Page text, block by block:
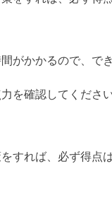
がかかるので、で
を確認してください
すれば、必ず得点